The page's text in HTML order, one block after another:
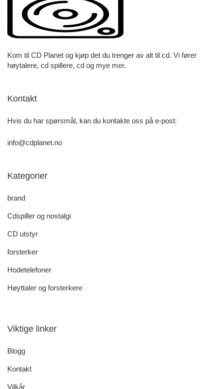
Kom til CD Planet og kjøp det du trenger av alt til cd. Vi fører
høytalere, cd spillere, cd og mye mer.
Kontakt
Hvis du har spørsmål, kan du kontakte oss på e-post:
info@cdplanet.no
Kategorier
brand
Cdspiller og nostalgi
CD utstyr
forsterker
Hodetelefoner
Høyttaler og forsterkere
Viktige linker
Blogg
Kontakt
Vilkår